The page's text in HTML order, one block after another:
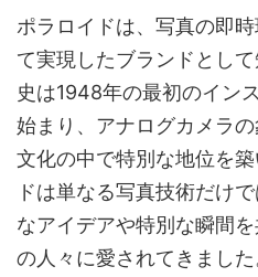
ポラロイドは、写真の即
て実現したブランドとし
史は1948年の最初のイン
始まり、アナログカメラ
文化の中で特別な地位を
ドは単なる写真技術だけ
なアイデアや特別な瞬間
の人々に愛されてきまし